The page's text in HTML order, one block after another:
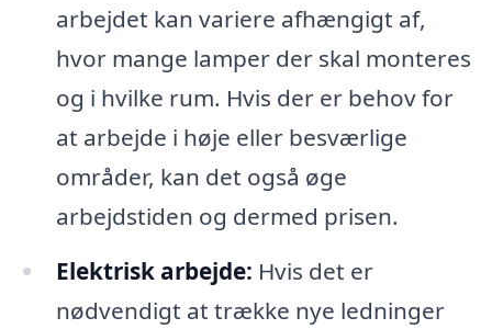
arbejdet kan variere afhængigt af,
hvor mange lamper der skal monteres
og i hvilke rum. Hvis der er behov for
at arbejde i høje eller besværlige
områder, kan det også øge
arbejdstiden og dermed prisen.
Elektrisk arbejde: Hvis det er
nødvendigt at trække nye ledninger